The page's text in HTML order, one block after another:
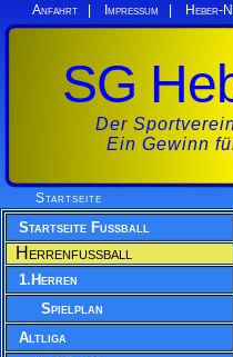
Anfahrt Impressum Heber-
SG
Der
Ein Gewinn
Startseite
Startseite Fussball
Herrenfussball
1.Herren
Spielplan
Altliga